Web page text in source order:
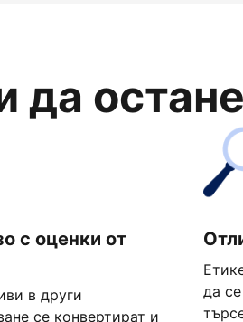
да
с оценки от
в други
се конвертират и
да